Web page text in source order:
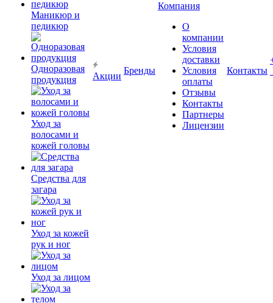
Маникюр и
педикюр
Одноразовая
продукция
Уход за
волосами и
кожей головы
Средства для
загара
Уход за кожей
рук и ног
Уход за лицом
Акции
Бренды
Компания
О
компании
Условия
доставки
Условия
оплаты
Отзывы
Контакты
Партнеры
Лицензии
Контакты